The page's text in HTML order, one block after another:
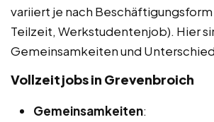
variiert je nach
Teilzeit, Werkstudentenjob). Hier
Gemeinsamkeiten und
Vollzeitjobs in Grevenbroich
Gemeinsamkeiten: